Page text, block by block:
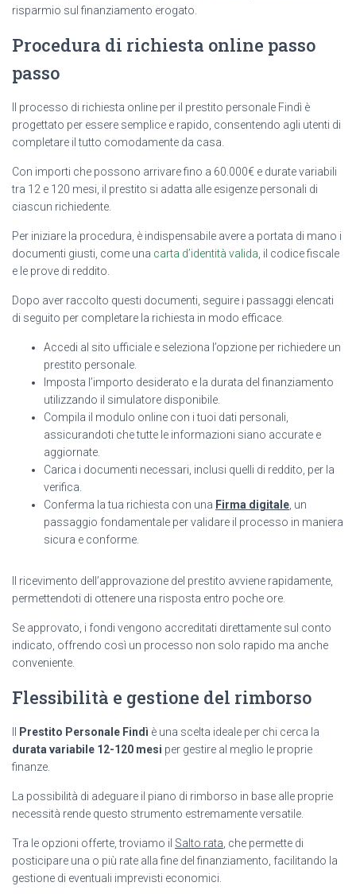
risparmio sul finanziamento erogato.
Procedura di richiesta online passo
passo
Il processo di richiesta online per il prestito personale Findì è
progettato per essere semplice e rapido, consentendo agli utenti di
completare il tutto comodamente da casa.
Con importi che possono arrivare fino a 60.000€ e durate variabili
tra 12 e 120 mesi, il prestito si adatta alle esigenze personali di
ciascun richiedente.
Per iniziare la procedura, è indispensabile avere a portata di mano i
documenti giusti, come una carta d’identità valida , il codice fiscale
e le prove di reddito.
Dopo aver raccolto questi documenti, seguire i passaggi elencati
di seguito per completare la richiesta in modo efficace.
Accedi al sito ufficiale e seleziona l’opzione per richiedere un
prestito personale.
Imposta l’importo desiderato e la durata del finanziamento
utilizzando il simulatore disponibile.
Compila il modulo online con i tuoi dati personali,
assicurandoti che tutte le informazioni siano accurate e
aggiornate.
Carica i documenti necessari, inclusi quelli di reddito, per la
verifica.
Conferma la tua richiesta con una Firma digitale , un
passaggio fondamentale per validare il processo in maniera
sicura e conforme.
Il ricevimento dell’approvazione del prestito avviene rapidamente,
permettendoti di ottenere una risposta entro poche ore.
Se approvato, i fondi vengono accreditati direttamente sul conto
indicato, offrendo così un processo non solo rapido ma anche
conveniente.
Flessibilità e gestione del rimborso
Prestito Personale Findì è una scelta ideale per chi cerca la
durata variabile 12-120 mesi per gestire al meglio le proprie
finanze.
La possibilità di adeguare il piano di rimborso in base alle proprie
necessità rende questo strumento estremamente versatile.
Tra le opzioni offerte, troviamo il Salto rata , che permette di
posticipare una o più rate alla fine del finanziamento, facilitando la
gestione di eventuali imprevisti economici.